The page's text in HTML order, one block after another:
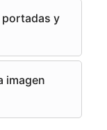
portadas y
imagen